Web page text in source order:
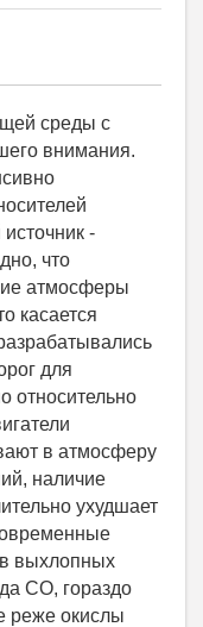
среды с
внимания.
-
что
атмосферы
касается
для
относительно
в атмосферу
наличие
ухудшает
в выхлопных
СО, гораздо
реже окислы